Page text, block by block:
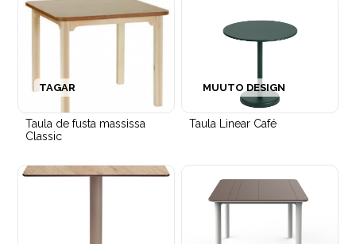
Taula de fusta massissa
Classic
TAGAR
Taula Linear Café
MUUTO DESIGN